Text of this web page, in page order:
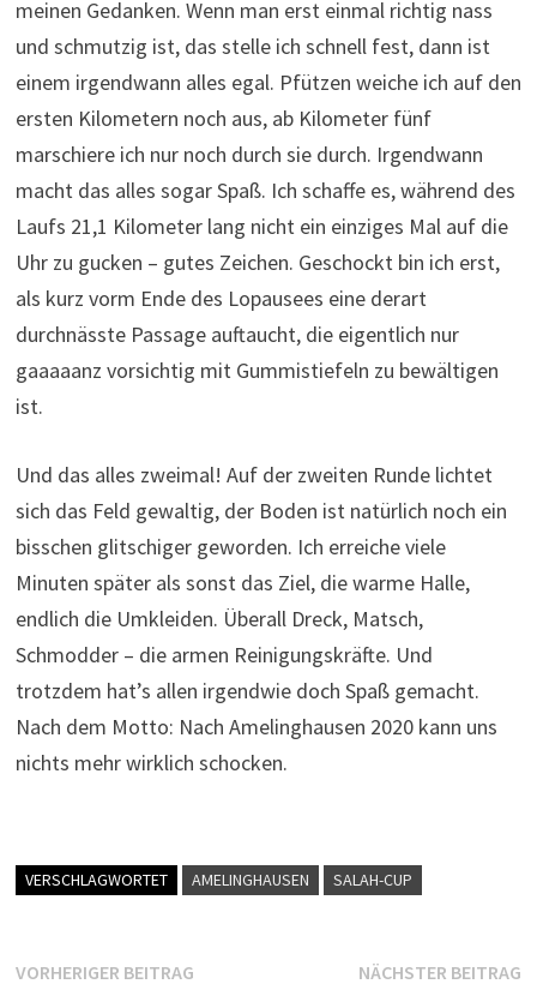
meinen Gedanken. Wenn man erst einmal richtig nass
und schmutzig ist, das stelle ich schnell fest, dann ist
einem irgendwann alles egal. Pfützen weiche ich auf den
ersten Kilometern noch aus, ab Kilometer fünf
marschiere ich nur noch durch sie durch. Irgendwann
macht das alles sogar Spaß. Ich schaffe es, während des
Laufs 21,1 Kilometer lang nicht ein einziges Mal auf die
Uhr zu gucken – gutes Zeichen. Geschockt bin ich erst,
als kurz vorm Ende des Lopausees eine derart
durchnässte Passage auftaucht, die eigentlich nur
gaaaaanz vorsichtig mit Gummistiefeln zu bewältigen
ist.
Und das alles zweimal! Auf der zweiten Runde lichtet
sich das Feld gewaltig, der Boden ist natürlich noch ein
bisschen glitschiger geworden. Ich erreiche viele
Minuten später als sonst das Ziel, die warme Halle,
endlich die Umkleiden. Überall Dreck, Matsch,
Schmodder – die armen Reinigungskräfte. Und
trotzdem hat’s allen irgendwie doch Spaß gemacht.
Nach dem Motto: Nach Amelinghausen 2020 kann uns
nichts mehr wirklich schocken.
VERSCHLAGWORTET AMELINGHAUSEN SALAH-CUP
Beitragsnavigation
VORHERIGER BEITRAGVorheriger
NÄCHSTER BEITRAG